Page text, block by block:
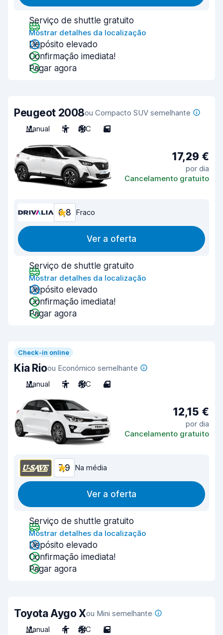
Serviço de shuttle gratuito
Mostrar detalhes da localização
Depósito elevado
Confirmação imediata!
Pagar agora
Peugeot 2008ou Compacto SUV semelhante
Manual
5 A/C 5
17,29 €
por dia
Cancelamento gratuito
6,8 Fraco
Ver a oferta
Serviço de shuttle gratuito
Mostrar detalhes da localização
Depósito elevado
Confirmação imediata!
Pagar agora
Check-in online
Kia Rioou Económico semelhante
Manual
5 A/C 4
12,15 €
por dia
Cancelamento gratuito
7,9 Na média
Ver a oferta
Serviço de shuttle gratuito
Mostrar detalhes da localização
Depósito elevado
Confirmação imediata!
Pagar agora
Toyota Aygo Xou Mini semelhante
Manual
4 A/C 5